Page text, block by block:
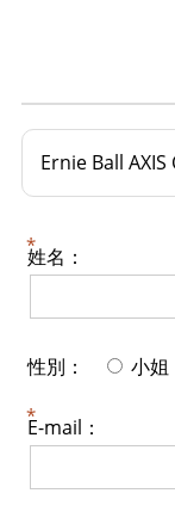
Ernie Ball
姓名：
性別： 小姐
E-mail：